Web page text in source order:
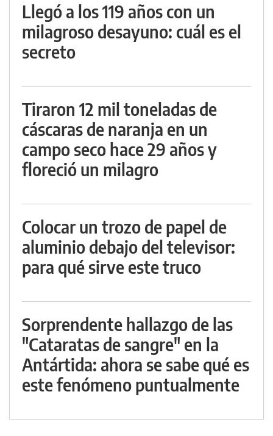
Llegó a los 119 años con un
milagroso desayuno: cuál es el
secreto
Tiraron 12 mil toneladas de
cáscaras de naranja en un
campo seco hace 29 años y
floreció un milagro
Colocar un trozo de papel de
aluminio debajo del televisor:
para qué sirve este truco
Sorprendente hallazgo de las
"Cataratas de sangre" en la
Antártida: ahora se sabe qué es
este fenómeno puntualmente